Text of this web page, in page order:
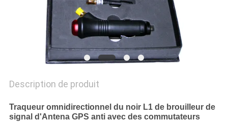
PRIVACY
POLICY
Description de produit
Traqueur omnidirectionnel du noir L1 de brouilleur de
signal d'Antena GPS anti avec des commutateurs